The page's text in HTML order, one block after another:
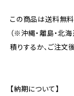
この商品は送料無料
（※沖縄・離島・北
積りするか、ご注文
【納期について】